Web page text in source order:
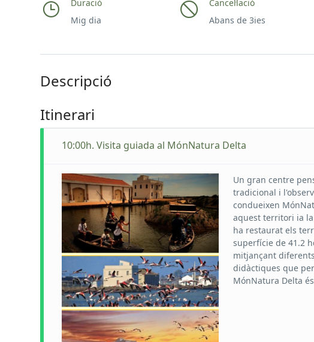
Duració
Mig dia
Cancel·lació
Abans de 3ies
Descripció
Itinerari
10:00h. Visita guiada al MónNatura Delta
Un gran centre
tradicional i
condueixen
aquest territori ia la
ha restaurat els
superfície de 41.2
mitjançant
didàctiques que
MónNatura Delta